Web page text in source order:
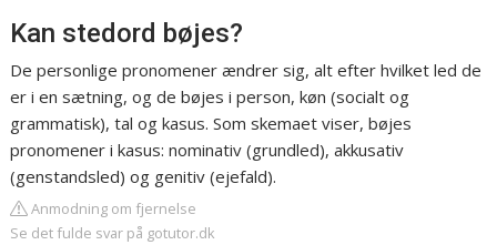
Kan stedord bøjes?
De personlige pronomener ændrer sig, alt efter hvilket led de
er i en sætning, og de bøjes i person, køn (socialt og
grammatisk), tal og kasus. Som skemaet viser, bøjes
pronomener i kasus: nominativ (grundled), akkusativ
(genstandsled) og genitiv (ejefald).
Anmodning om fjernelse
Se det fulde svar på gotutor.dk